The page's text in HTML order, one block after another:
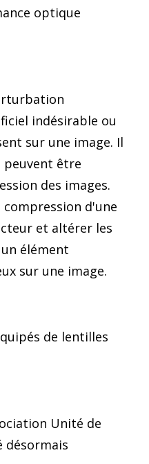
optique
indésirable ou
sur une image. Il
peuvent être
des images.
d'une
et altérer les
élément
sur une image.
de lentilles
Unité de
désormais